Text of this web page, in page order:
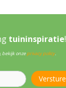
tuininspiratie!
bekijk onzeprivacy policy.